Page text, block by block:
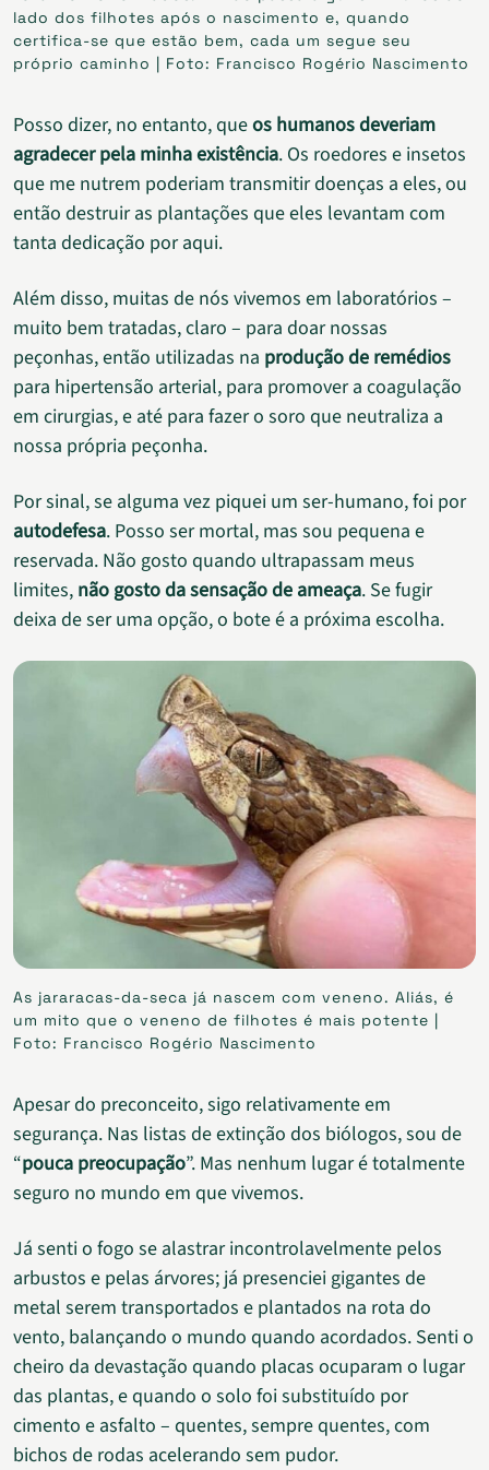
lado dos filhotes após o nascimento e, quando
certifica-se que estão bem, cada um segue seu
próprio caminho | Foto: Francisco Rogério Nascimento
Posso dizer, no entanto, queos humanos deveriam
agradecer pela minha existência. Os roedores e insetos
que me nutrem poderiam transmitir doenças a eles, ou
então destruir as plantações que eles levantam com
tanta dedicação por aqui.
Além disso, muitas de nós vivemos em laboratórios –
muito bem tratadas, claro – para doar nossas
peçonhas, então utilizadas na produção de remédios
para hipertensão arterial, para promover a coagulação
em cirurgias, e até para fazer o soro que neutraliza a
nossa própria peçonha.
Por sinal, se alguma vez piquei um ser-humano, foi por
autodefesa. Posso ser mortal, mas sou pequena e
reservada. Não gosto quando ultrapassam meus
limites, não gosto da sensação de ameaça. Se fugir
deixa de ser uma opção, o bote é a próxima escolha.
As jararacas-da-seca já nascem com veneno. Aliás, é
um mito que o veneno de filhotes é mais potente |
Foto: Francisco Rogério Nascimento
Apesar do preconceito, sigo relativamente em
segurança. Nas listas de extinção dos biólogos, sou de
“pouca preocupação”. Mas nenhum lugar é totalmente
seguro no mundo em que vivemos.
Já senti o fogo se alastrar incontrolavelmente pelos
arbustos e pelas árvores; já presenciei gigantes de
metal serem transportados e plantados na rota do
vento, balançando o mundo quando acordados. Senti o
cheiro da devastação quando placas ocuparam o lugar
das plantas, e quando o solo foi substituído por
cimento e asfalto – quentes, sempre quentes, com
bichos de rodas acelerando sem pudor.